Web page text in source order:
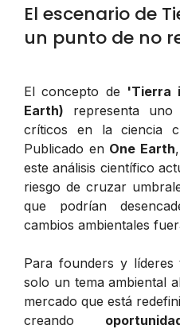
El escenario de
un punto de no
El concepto de 'Tierra
Earth) representa uno
críticos en la ciencia
Publicado en One Earth
este análisis científico
riesgo de cruzar
que podrían
cambios ambientales
Para founders y líderes
solo un tema ambiental
mercado que está
creando